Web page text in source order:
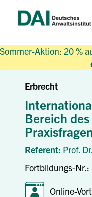
Sommer-Aktion: 20 %
Erbrecht
Bereich
Referent: Prof.
Fortbildungs-
Online-